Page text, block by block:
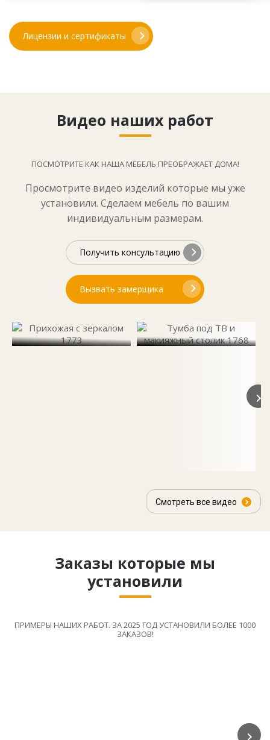
Лицензии и сертификаты
Видео наших работ
ПОСМОТРИТЕ КАК НАША МЕБЕЛЬ ПРЕОБРАЖАЕТ ДОМА!
Просмотрите видео изделий которые мы уже
установили. Сделаем мебель по вашим
индивидуальным размерам.
Получить консультацию
Вызвать замерщика
Смотреть все видео
Заказы которые мы
установили
ПРИМЕРЫ НАШИХ РАБОТ. ЗА 2025 ГОД УСТАНОВИЛИ БОЛЕЕ 1000
ЗАКАЗОВ!